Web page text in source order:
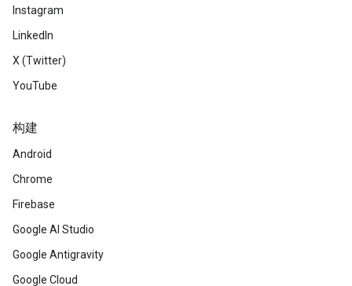
Instagram
LinkedIn
X (Twitter)
YouTube
构建
Android
Chrome
Firebase
Google AI Studio
Google Antigravity
Google Cloud